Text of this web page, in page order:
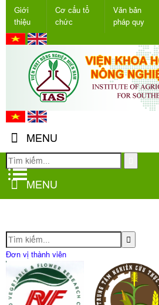
Giới
thiệu
Cơ cấu tổ
chức
Văn bản
pháp quy
MENU
MENU
Đơn vị thành viên